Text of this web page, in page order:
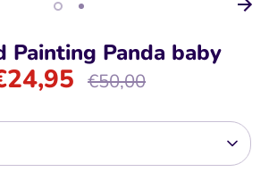
Painting Panda baby
Normale
€50,00